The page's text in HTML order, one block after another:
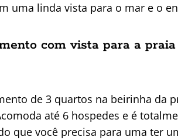
uma linda vista para o mar e o
com vista para a
de 3 quartos na beirinha da
até 6 hospedes e é
que você precisa para uma ter